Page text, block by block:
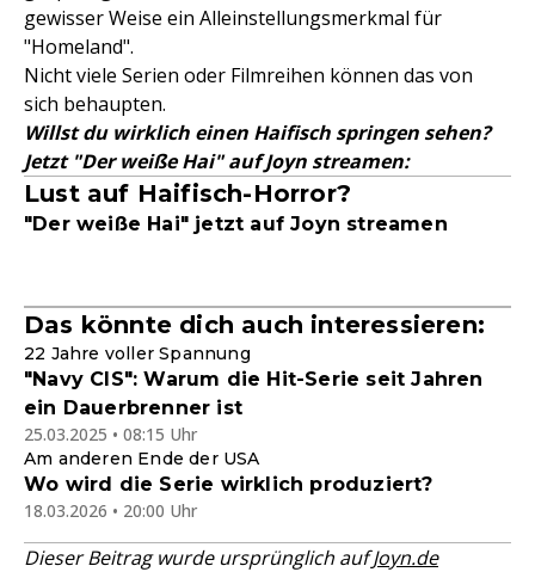
gewisser Weise ein Alleinstellungsmerkmal für
"Homeland".
Nicht viele Serien oder Filmreihen können das von
sich behaupten.
Willst du wirklich einen Haifisch springen sehen?
Jetzt "Der weiße Hai" auf Joyn streamen:
Lust auf Haifisch-Horror?
"Der weiße Hai" jetzt auf Joyn streamen
Das könnte dich auch interessieren:
22 Jahre voller Spannung
"Navy CIS": Warum die Hit-Serie seit Jahren
ein Dauerbrenner ist
25.03.2025 • 08:15 Uhr
Am anderen Ende der USA
Wo wird die Serie wirklich produziert?
18.03.2026 • 20:00 Uhr
Dieser Beitrag wurde ursprünglich aufJoyn.de